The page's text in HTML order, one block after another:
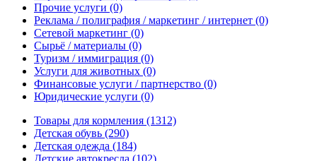
Прочие услуги (0)
Реклама / полиграфия / маркетинг / интернет (0)
Сетевой маркетинг (0)
Сырьё / материалы (0)
Туризм / иммиграция (0)
Услуги для животных (0)
Финансовые услуги / партнерство (0)
Юридические услуги (0)
Товары для кормления (1312)
Детская обувь (290)
Детская одежда (184)
Детские автокресла (102)